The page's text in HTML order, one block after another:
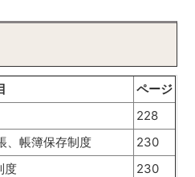
ページ
228
、帳簿保存制度
230
度
230